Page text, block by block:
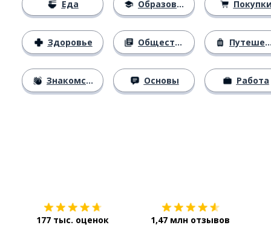
Еда
Здоровье
Знакомство
Образование
Общество
Основы
Путешествия
Работа
177 тыс. оценок 1,47 млн отзывов